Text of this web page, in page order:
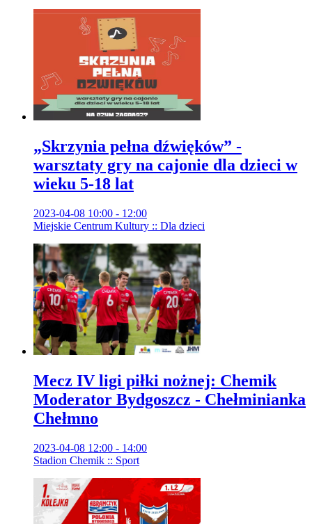
„Skrzynia pełna dźwięków” -
warsztaty gry na cajonie dla dzieci w
wieku 5-18 lat
2023-04-08 10:00 - 12:00
Miejskie Centrum Kultury :: Dla dzieci
Mecz IV ligi piłki nożnej: Chemik
Moderator Bydgoszcz - Chełminianka
Chełmno
2023-04-08 12:00 - 14:00
Stadion Chemik :: Sport